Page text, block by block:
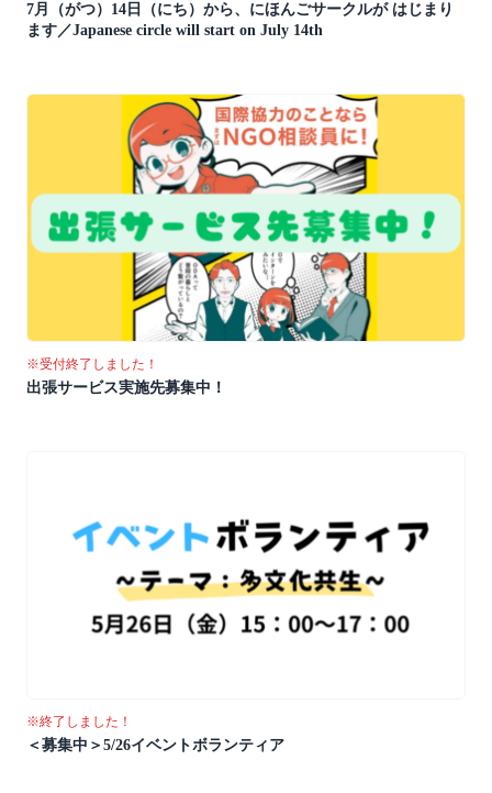
7月（がつ）14日（にち）から、にほんごサークルが はじまり
ます／Japanese circle will start on July 14th
※受付終了しました！
出張サービス実施先募集中！
※終了しました！
＜募集中＞5/26イベントボランティア